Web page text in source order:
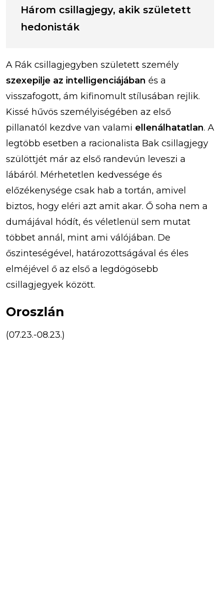
Három csillagjegy, akik született
hedonisták
A Rák csillagjegyben született személy
szexepilje az intelligenciájában és a
visszafogott, ám kifinomult stílusában rejlik.
Kissé hűvös személyiségében az első
pillanatól kezdve van valami ellenálhatatlan. A
legtöbb esetben a racionalista Bak csillagjegy
szülöttjét már az első randevún leveszi a
lábáról. Mérhetetlen kedvessége és
előzékenysége csak hab a tortán, amivel
biztos, hogy eléri azt amit akar. Ő soha nem a
dumájával hódít, és véletlenül sem mutat
többet annál, mint ami válójában. De
őszinteségével, határozottságával és éles
elméjével ő az első a legdögösebb
csillagjegyek között.
Oroszlán
(07.23.-08.23.)